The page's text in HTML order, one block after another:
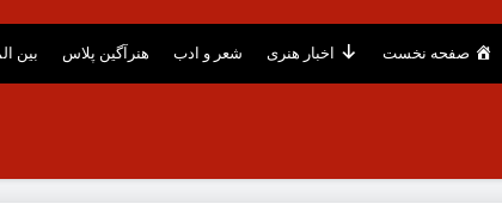
صفحه نخست اخبار هنری شعر و ادب هنرآگین پلاس بین